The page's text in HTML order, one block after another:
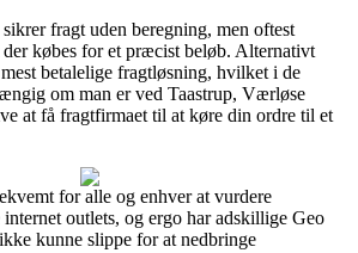
fragt uden beregning, men oftest
købes for et præcist beløb. Alternativt
betalelige fragtløsning, hvilket i de
om man er ved Taastrup, Værløse
at få fragtfirmaet til at køre din ordre til et
for alle og enhver at vurdere
outlets, og ergo har adskillige Geo
kunne slippe for at nedbringe